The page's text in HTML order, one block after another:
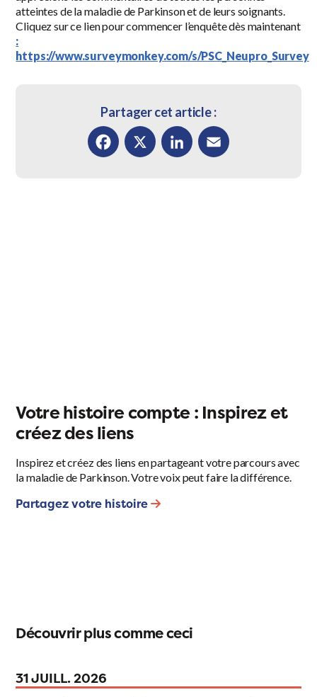
atteintes de la maladie de Parkinson et de leurs soignants.
Cliquez sur ce lien pour commencer l’enquête dès maintenant
:
https://www.surveymonkey.com/s/PSC_Neupro_Survey
Partager cet article :
Votre histoire compte : Inspirez et
créez des liens
Inspirez et créez des liens en partageant votre parcours avec
la maladie de Parkinson. Votre voix peut faire la différence.
Partagez votre histoire
Découvrir plus comme ceci
31 JUILL. 2026